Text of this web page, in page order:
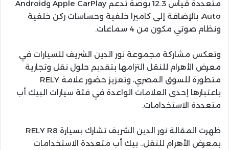
متعددة قياس 12.3 بوصة تدعم Apple CarPlay وAndroid
Auto، بالإضافة إلى كاميرا خلفية وحساسات ركن خلفية
ونظام صوتي مكون من 4 سماعات.
وتعكس مشاركة مجموعة نور الدين الشريف للسيارات في
معرض الأهرام للنقل التزامها بتقديم حلول نقل وتجارية
متطورة للسوق المصري، وتعزيز حضور علامة RELY
باعتبارها إحدى العلامات الواعدة في فئة سيارات البيك أب
متعددة الاستخدامات.
ظهرت المقالة نور الدين الشريف تشارك بسيارة RELY R8
بمعرض الأهرام للنقل.. بيك أب متعددة الاستخدامات